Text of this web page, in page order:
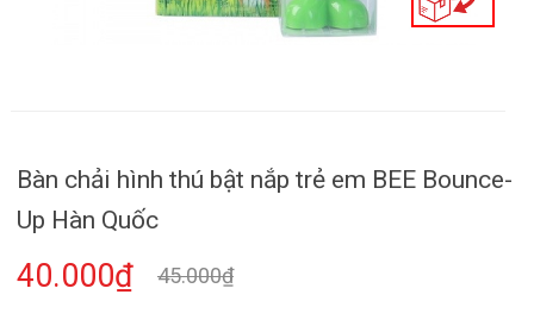
Bàn chải hình thú bật nắp trẻ em BEE Bounce-
Up Hàn Quốc
40.000₫ 45.000₫